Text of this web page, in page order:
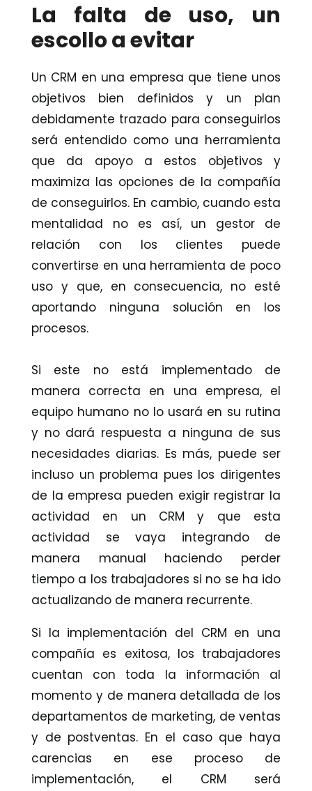
La falta de uso, un
escollo a evitar
Un CRM en una empresa que tiene unos
objetivos bien definidos y un plan
debidamente trazado para conseguirlos
será entendido como una herramienta
que da apoyo a estos objetivos y
maximiza las opciones de la compañía
de conseguirlos. En cambio, cuando esta
mentalidad no es así, un gestor de
relación con los clientes puede
convertirse en una herramienta de poco
uso y que, en consecuencia, no esté
aportando ninguna solución en los
procesos.
Si este no está implementado de
manera correcta en una empresa, el
equipo humano no lo usará en su rutina
y no dará respuesta a ninguna de sus
necesidades diarias. Es más, puede ser
incluso un problema pues los dirigentes
de la empresa pueden exigir registrar la
actividad en un CRM y que esta
actividad se vaya integrando de
manera manual haciendo perder
tiempo a los trabajadores si no se ha ido
actualizando de manera recurrente.
Si la implementación del CRM en una
compañía es exitosa, los trabajadores
cuentan con toda la información al
momento y de manera detallada de los
departamentos de marketing, de ventas
y de postventas. En el caso que haya
carencias en ese proceso de
implementación, el CRM será